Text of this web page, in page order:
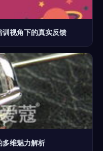
视角下的真实反馈
多维魅力解析